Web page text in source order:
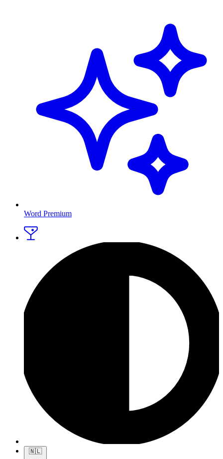
Word Premium
🇳🇱